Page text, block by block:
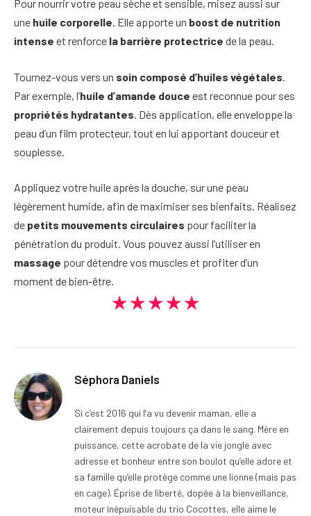
Pour nourrir votre peau sèche et sensible, misez aussi sur
une huile corporelle. Elle apporte un boost de nutrition
intense et renforce la barrière protectrice de la peau.
Tournez-vous vers un soin composé d’huiles végétales.
Par exemple, l’huile d’amande douce est reconnue pour ses
propriétés hydratantes. Dès application, elle enveloppe la
peau d’un film protecteur, tout en lui apportant douceur et
souplesse.
Appliquez votre huile après la douche, sur une peau
légèrement humide, afin de maximiser ses bienfaits. Réalisez
de petits mouvements circulaires pour faciliter la
pénétration du produit. Vous pouvez aussi l’utiliser en
massage pour détendre vos muscles et profiter d’un
moment de bien-être.
★★★★★
Séphora Daniels
Si c’est 2016 qui l’a vu devenir maman, elle a
clairement depuis toujours ça dans le sang. Mère en
puissance, cette acrobate de la vie jongle avec
adresse et bonheur entre son boulot qu’elle adore et
sa famille qu’elle protège comme une lionne (mais pas
en cage). Éprise de liberté, dopée à la bienveillance,
moteur inépuisable du trio Cocottes, elle aime le